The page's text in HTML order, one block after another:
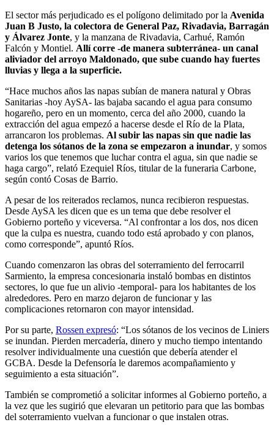
El sector más perjudicado es el polígono delimitado por la Avenida
Juan B Justo, la colectora de General Paz, Rivadavia, Barragán
y Álvarez Jonte, y la manzana de Rivadavia, Carhué, Ramón
Falcón y Montiel. Allí corre -de manera subterránea- un canal
aliviador del arroyo Maldonado, que sube cuando hay fuertes
lluvias y llega a la superficie.
“Hace muchos años las napas subían de manera natural y Obras
Sanitarias -hoy AySA- las bajaba sacando el agua para consumo
hogareño, pero en un momento, cerca del año 2000, cuando la
extracción del agua empezó a hacerse desde el Río de la Plata,
arrancaron los problemas. Al subir las napas sin que nadie las
detenga los sótanos de la zona se empezaron a inundar, y somos
varios los que tenemos que luchar contra el agua, sin que nadie se
haga cargo”, relató Ezequiel Ríos, titular de la funeraria Carbone,
según contó Cosas de Barrio.
A pesar de los reiterados reclamos, nunca recibieron respuestas.
Desde AySA les dicen que es un tema que debe resolver el
Gobierno porteño y viceversa. “Al confrontar a los dos, nos dicen
que la culpa es nuestra, cuando todo está aprobado y con planos,
como corresponde”, apuntó Ríos.
Cuando comenzaron las obras del soterramiento del ferrocarril
Sarmiento, la empresa concesionaria instaló bombas en distintos
sectores, lo que fue un alivio -temporal- para los habitantes de los
alrededores. Pero en marzo dejaron de funcionar y las
complicaciones retornaron con mayor intensidad.
Por su parte, Rossen expresó: “Los sótanos de los vecinos de Liniers
se inundan. Pierden mercadería, dinero y mucho tiempo intentando
resolver individualmente una cuestión que debería atender el
GCBA. Desde la Defensoría le daremos acompañamiento y
seguimiento a esta situación”.
También se comprometió a solicitar informes al Gobierno porteño, a
la vez que les sugirió que elevaran un petitorio para que las bombas
del soterramiento vuelvan a funcionar o que instalen otras.